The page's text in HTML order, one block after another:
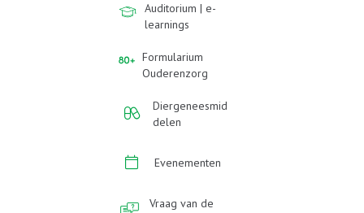
Auditorium | e-
learnings
Formularium
Ouderenzorg
Diergeneesmid
delen
Evenementen
Vraag van de